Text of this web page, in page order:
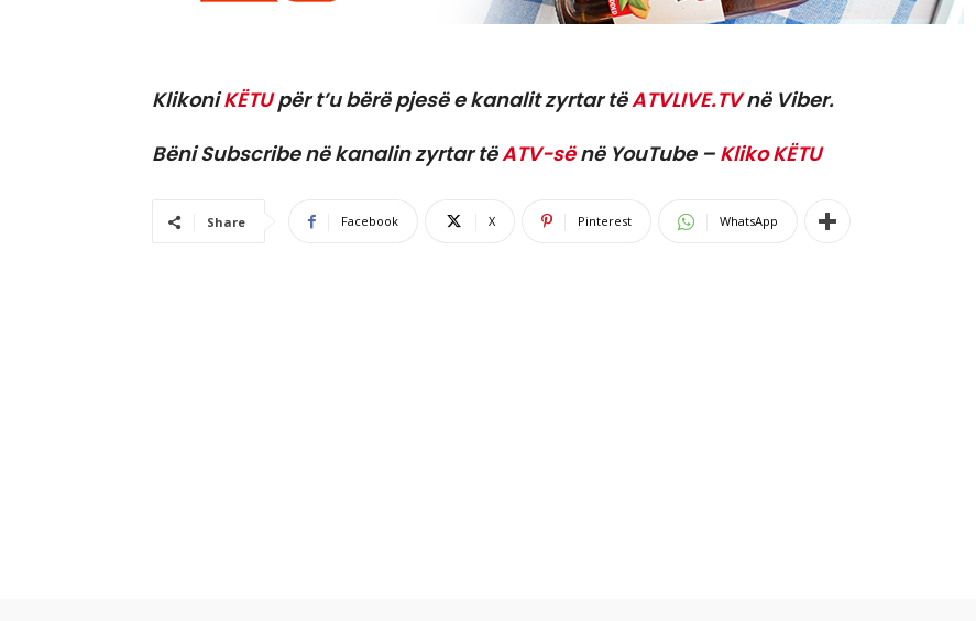
KlikoniKËTUpër t’u bërë pjesë e kanalit zyrtar tëATVLIVE.TVnë Viber.
Bëni Subscribe në kanalin zyrtar tëATV-sënë YouTube – Kliko KËTU
Share Facebook X Pinterest WhatsApp